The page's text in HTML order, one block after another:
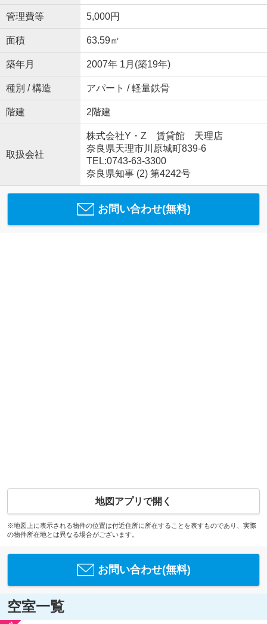
管理費等 5,000円
面積 63.59㎡
築年月 2007年 1月(築19年)
種別 / 構造 アパート / 軽量鉄骨
階建 2階建
取扱会社
株式会社Y・Z 賃貸館 天理店
奈良県天理市川原城町839-6
TEL:0743-63-3300
奈良県知事 (2) 第4242号
お問い合わせ(無料)
地図アプリで開く
※地図上に表示される物件の位置は付近住所に所在することを表すものであり、実際
の物件所在地とは異なる場合がございます。
お問い合わせ(無料)
空室一覧